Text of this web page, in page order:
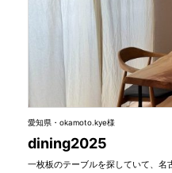
愛知県・okamoto.kye様
dining2025
一枚板のテーブルを探していて、名